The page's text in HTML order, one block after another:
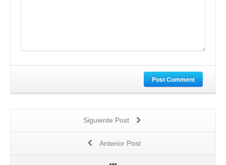
Post Comment
Siguiente Post
Anterior Post